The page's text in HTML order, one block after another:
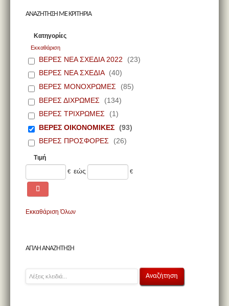
ΑΝΑΖΗΤΗΣΗ ΜΕ ΚΡΙΤΗΡΙΑ
Κατηγορίες
Εκκαθάριση
ΒΕΡΕΣ ΝΕΑ ΣΧΕΔΙΑ 2022
(23)
ΒΕΡΕΣ ΝΕΑ ΣΧΕΔΙΑ (40)
ΒΕΡΕΣ ΜΟΝΟΧΡΩΜΕΣ
(85)
ΒΕΡΕΣ ΔΙΧΡΩΜΕΣ
(134)
ΒΕΡΕΣ ΤΡΙΧΡΩΜΕΣ
(1)
ΒΕΡΕΣ ΟΙΚΟΝΟΜΙΚΕΣ (93)
ΒΕΡΕΣ ΠΡΟΣΦΟΡΕΣ
(26)
Τιμή
€ εώς €
Εκκαθάριση Όλων
ΑΠΛΗ ΑΝΑΖΗΤΗΣΗ